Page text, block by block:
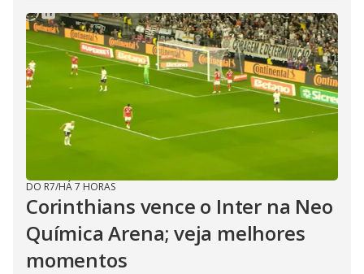
DO R7/HÁ 7 HORAS
Corinthians vence o Inter na Neo
Química Arena; veja melhores
momentos